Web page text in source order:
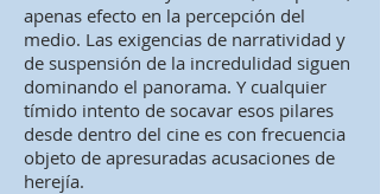
apenas efecto en la percepción del
medio. Las exigencias de narratividad y
de suspensión de la incredulidad siguen
dominando el panorama. Y cualquier
tímido intento de socavar esos pilares
desde dentro del cine es con frecuencia
objeto de apresuradas acusaciones de
herejía.